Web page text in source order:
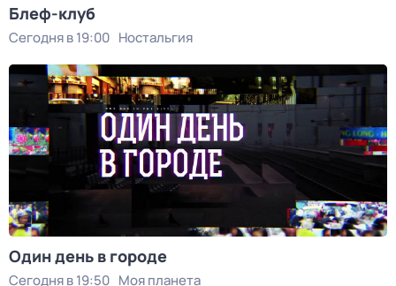
Блеф-клуб
Сегодня в 19:00 Ностальгия
Один день в городе
Сегодня в 19:50 Моя планета